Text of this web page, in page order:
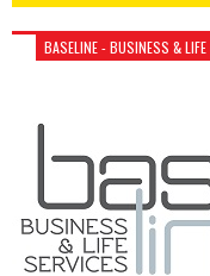
BASELINE - BUSINESS & LIFE